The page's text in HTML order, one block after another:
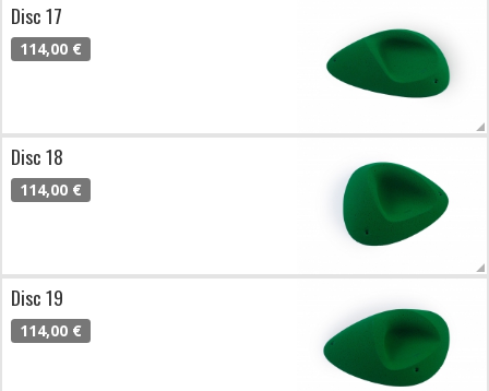
Disc 17
114,00 €
Disc 18
114,00 €
Disc 19
114,00 €